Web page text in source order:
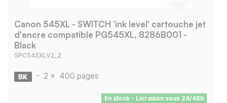
Canon 545XL - SWITCH 'ink level' cartouche jet
d'encre compatible PG545XL, 8286B001 -
Black
SPC545XLV2_2
- 2 x 400 pages
En stock - Livraison sous 24/48h